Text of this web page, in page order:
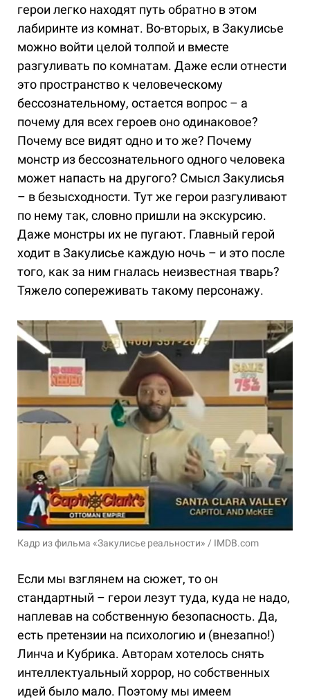
герои легко находят путь обратно в этом
лабиринте из комнат. Во-вторых, в Закулисье
можно войти целой толпой и вместе
разгуливать по комнатам. Даже если отнести
это пространство к человеческому
бессознательному, остается вопрос – а
почему для всех героев оно одинаковое?
Почему все видят одно и то же? Почему
монстр из бессознательного одного человека
может напасть на другого? Смысл Закулисья
– в безысходности. Тут же герои разгуливают
по нему так, словно пришли на экскурсию.
Даже монстры их не пугают. Главный герой
ходит в Закулисье каждую ночь – и это после
того, как за ним гналась неизвестная тварь?
Тяжело сопереживать такому персонажу.
Кадр из фильма «Закулисье реальности» / IMDB.com
Если мы взглянем на сюжет, то он
стандартный – герои лезут туда, куда не надо,
наплевав на собственную безопасность. Да,
есть претензии на психологию и (внезапно!)
Линча и Кубрика. Авторам хотелось снять
интеллектуальный хоррор, но собственных
идей было мало. Поэтому мы имеем